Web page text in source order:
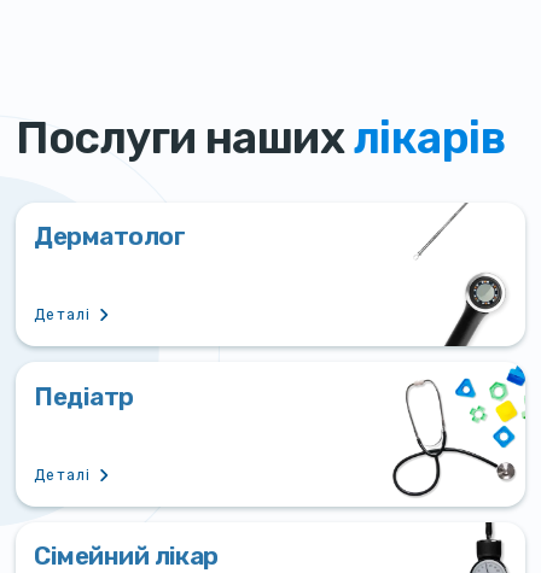
Послуги нашихлікарів
Дерматолог
Деталі
Педіатр
Деталі
Сімейний лікар